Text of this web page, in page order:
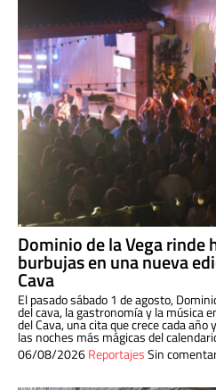
Dominio de la Vega rinde
burbujas en una nueva
Cava
El pasado sábado 1 de agosto,
del cava, la gastronomía y la música
del Cava, una cita que crece cada
las noches más mágicas del
06/08/2026ReportajesSin